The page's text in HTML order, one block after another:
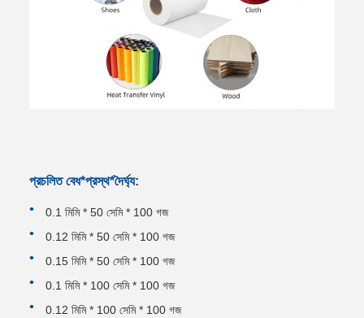
প্রচলিত বেধ*প্রস্থ*দৈর্ঘ্য:
0.1 মিমি * 50 সেমি * 100 গজ
0.12 মিমি * 50 সেমি * 100 গজ
0.15 মিমি * 50 সেমি * 100 গজ
0.1 মিমি * 100 সেমি * 100 গজ
0.12 মিমি * 100 সেমি * 100 গজ